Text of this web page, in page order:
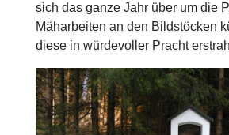
sich das ganze Jahr über um die
Mäharbeiten an den Bildstöcken
diese in würdevoller Pracht